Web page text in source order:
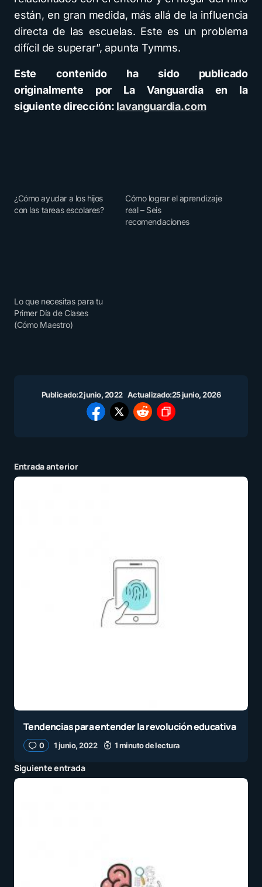
están, en gran medida, más allá de la influencia
directa de las escuelas. Este es un problema
difícil de superar”, apunta Tymms.
Este contenido ha sido publicado
originalmente por La Vanguardia en la
siguiente dirección: lavanguardia.com
¿Cómo ayudar a los hijos
con las tareas escolares?
Cómo lograr el aprendizaje
real – Seis
recomendaciones
Lo que necesitas para tu
Primer Día de Clases
(Cómo Maestro)
Publicado:2 junio, 2022 Actualizado:25 junio, 2026
Entrada anterior
Tendencias para entender la revolución educativa
0 1 junio, 2022 1 minuto de lectura
Siguiente entrada